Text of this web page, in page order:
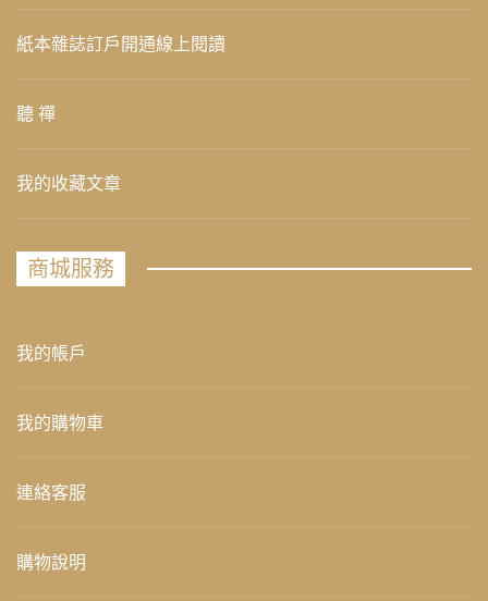
紙本雜誌訂戶開通線上閱讀
聽 禪
我的收藏文章
商城服務
我的帳戶
我的購物車
連絡客服
購物說明